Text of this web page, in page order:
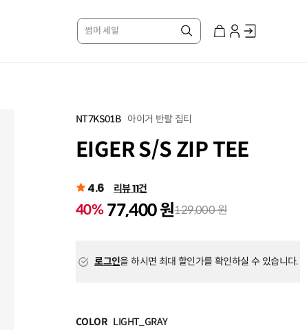
썸머 세일
NT7KS01B 아이거 반팔 집티
EIGER S/S ZIP TEE
4.6 리뷰 11건
40% 77,400 원129,000 원
로그인을 하시면 최대 할인가를 확인하실 수 있습니다.
COLOR LIGHT_GRAY